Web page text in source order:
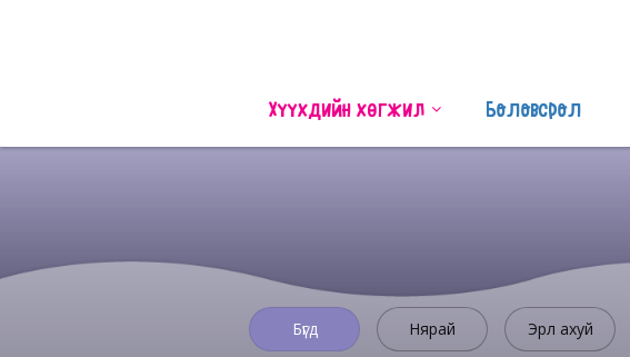
Хүүхдийн хөгжил Боловсрол
Бүгд Нярай Эрүүл ахуй